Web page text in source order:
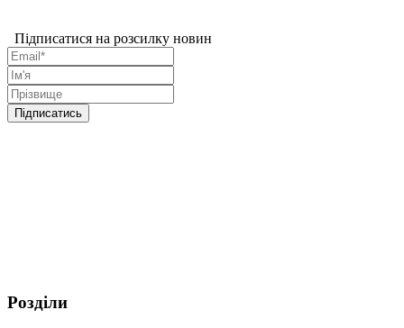
Підписатися на розсилку новин
Розділи